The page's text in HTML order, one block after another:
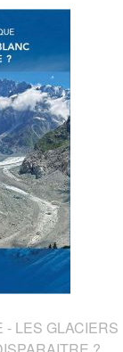
- LES GLACIERS